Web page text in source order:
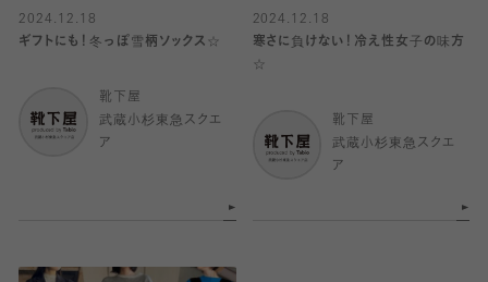
2024.12.18
ギフトにも！冬っぽ雪柄ソックス☆
靴下屋
武蔵小杉東急スクエ
ア
2024.12.18
寒さに負けない！冷え性女子の味方
☆
靴下屋
武蔵小杉東急スクエ
ア